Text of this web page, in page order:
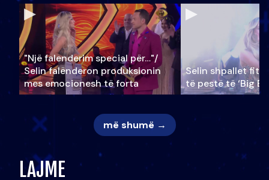
"Një falenderim special për…"/
Selin falënderon produksionin
mes emocionesh të forta
Selin shpallet
të pestë të ‘Big
më shumë →
LAJME